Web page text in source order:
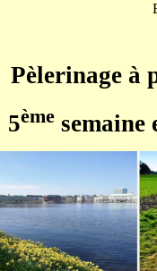
Pèlerinage à
5èmesemaine